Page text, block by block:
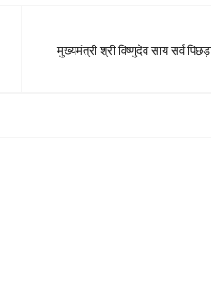
मुख्यमंत्री श्री विष्णुदेव साय सर्व